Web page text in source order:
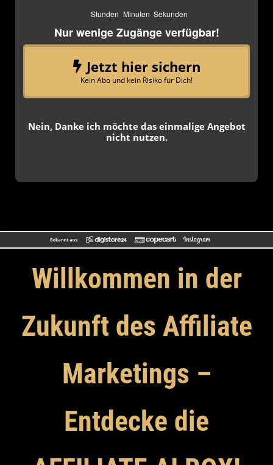
Stunden Minuten Sekunden
Nur wenige Zugänge verfügbar!
Jetzt hier sichern
Kein Abo und kein Risiko für Dich!
Nein, Danke ich möchte das einmalige Angebot
nicht nutzen.
Willkommen in der
Zukunft des Affiliate
Marketings –
Entdecke die